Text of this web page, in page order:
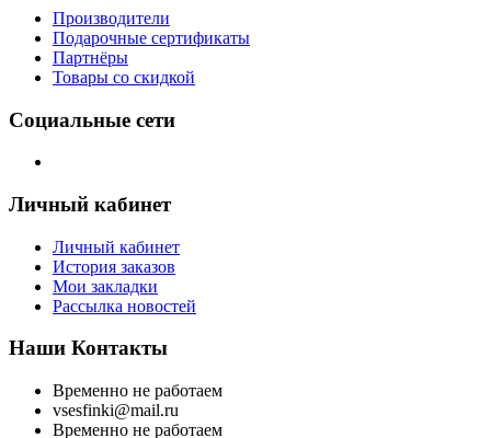
Производители
Подарочные сертификаты
Партнёры
Товары со скидкой
Социальные сети
Личный кабинет
Личный кабинет
История заказов
Мои закладки
Рассылка новостей
Наши Контакты
Временно не работаем
vsesfinki@mail.ru
Временно не работаем